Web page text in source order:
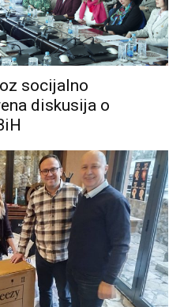
socijalno
diskusija o